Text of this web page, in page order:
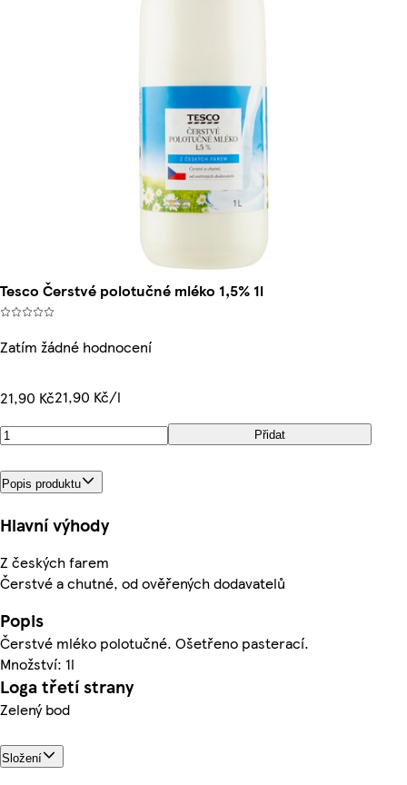
Tesco Čerstvé polotučné mléko 1,5% 1l
Zatím žádné hodnocení
21,90 Kč21,90 Kč/l
Přidat
Popis produktu
Hlavní výhody
Z českých farem
Čerstvé a chutné, od ověřených dodavatelů
Popis
Čerstvé mléko polotučné. Ošetřeno pasterací.
Množství: 1l
Loga třetí strany
Zelený bod
Složení